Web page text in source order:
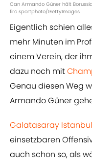
Can Armando Güner hält
firo sportphoto/GettyImages
Eigentlich schien
mehr Minuten im
einem Verein, der
dazu noch mit
Genau diesen Weg
Armando Güner
Galatasaray Istanbul
einsetzbaren
auch schon so, als